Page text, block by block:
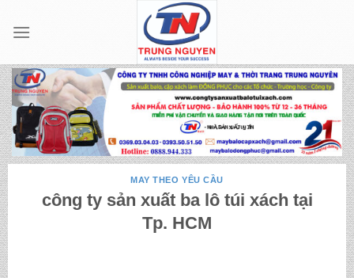
MAY THEO YÊU CẦU
công ty sản xuất ba lô túi xách tại
Tp. HCM